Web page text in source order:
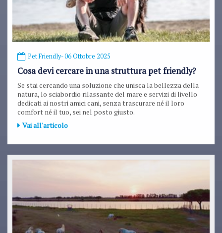
Pet Friendly- 06 Ottobre 2025
Cosa devi cercare in una struttura pet friendly?
Se stai cercando una soluzione che unisca la bellezza della
natura, lo sciabordio rilassante del mare e servizi di livello
dedicati ai nostri amici cani, senza trascurare né il loro
comfort né il tuo, sei nel posto giusto.
Vai all'articolo